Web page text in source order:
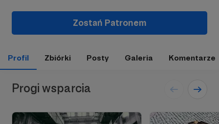
Zostań Patronem
Profil Zbiórki Posty Galeria Komentarze
Progi wsparcia